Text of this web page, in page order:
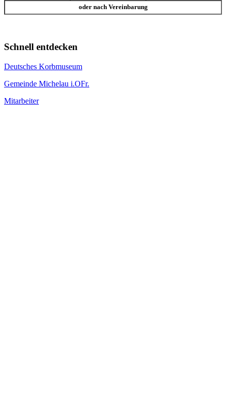
oder nach Vereinbarung
Schnell entdecken
Deutsches Korbmuseum
Gemeinde Michelau i.OFr.
Mitarbeiter